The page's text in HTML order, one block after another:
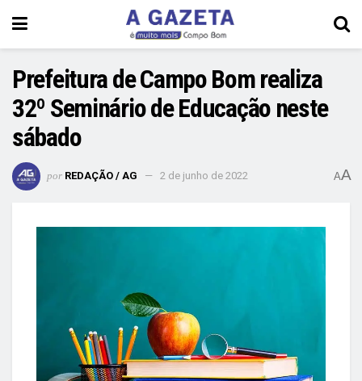
Prefeitura de Campo Bom realiza
32º Seminário de Educação neste
sábado
por REDAÇÃO / AG 2 de junho de 2022 AA